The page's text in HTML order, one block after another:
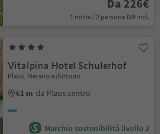
Da 226€
1 notte / 2 persone IVA incl.
Vitalpina Hotel Schulerhof
Plaus, Merano e dintorni
61 m da Plaus centro
Marchio sostenibilità livello 2